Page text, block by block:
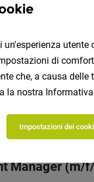
movimento /
Manager (m/
di
che, a causa
la nostra
Impostazioni dei